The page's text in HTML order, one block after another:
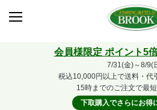
会員様限定 ポイント5
7/31(金)～8/9(
税込10,000円以上で送料・代
15時までのご注文で最
下取購入でさらにお得